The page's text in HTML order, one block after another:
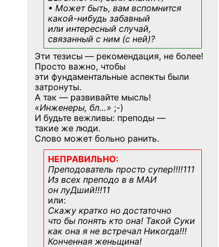
• Может быть, вам вспомнится
какой-нибудь забавный
или интересный случай,
связанный с ним (с ней)?
Эти тезисы — рекомендация, не более!
Просто важно, чтобы
эти фундаментальные аспекты были
затронуты.
А так — развивайте мысль!
«Инженеры, бл…» ;-)
И будьте вежливы: преподы —
такие же люди.
Слово может больно ранить.
НЕПРАВИЛЬНО:
Преподователь просто супер!!!!111
Из всех преподо в в МАИ
он луДший!!!11
или:
Скажу кратко но достаточно
что бы понять кто она! Такой Суки
как она я не встречал Никогда!!!
Конченная женьщина!